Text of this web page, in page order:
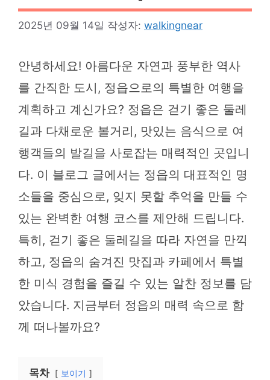
2025년 09월 14일 작성자: walkingnear
안녕하세요! 아름다운 자연과 풍부한 역사
를 간직한 도시, 정읍으로의 특별한 여행을
계획하고 계신가요? 정읍은 걷기 좋은 둘레
길과 다채로운 볼거리, 맛있는 음식으로 여
행객들의 발길을 사로잡는 매력적인 곳입니
다. 이 블로그 글에서는 정읍의 대표적인 명
소들을 중심으로, 잊지 못할 추억을 만들 수
있는 완벽한 여행 코스를 제안해 드립니다.
특히, 걷기 좋은 둘레길을 따라 자연을 만끽
하고, 정읍의 숨겨진 맛집과 카페에서 특별
한 미식 경험을 즐길 수 있는 알찬 정보를 담
았습니다. 지금부터 정읍의 매력 속으로 함
께 떠나볼까요?
목차 보이기